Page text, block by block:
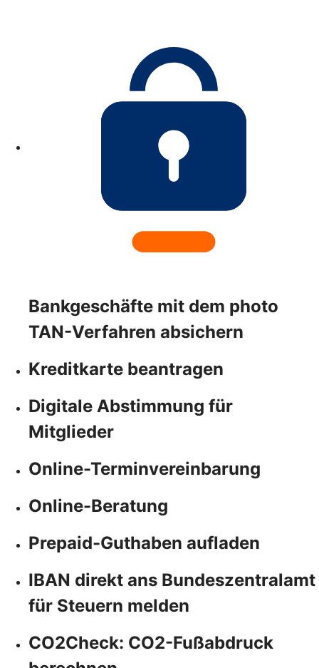
Bankgeschäfte mit dem photo
TAN-Verfahren absichern
Kreditkarte beantragen
Digitale Abstimmung für
Mitglieder
Online-Terminvereinbarung
Online-Beratung
Prepaid-Guthaben aufladen
IBAN direkt ans Bundeszentralamt
für Steuern melden
CO2Check: CO2-Fußabdruck